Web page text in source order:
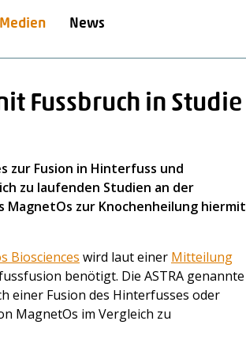
Medien News
Fussbruch in Studie
zur Fusion in Hinterfuss und
zu laufenden Studien an der
MagnetOs zur Knochenheilung hiermit
Biosciences wird laut einer Mitteilung
benötigt. Die ASTRA genannte
einer Fusion des Hinterfusses oder
MagnetOs im Vergleich zu